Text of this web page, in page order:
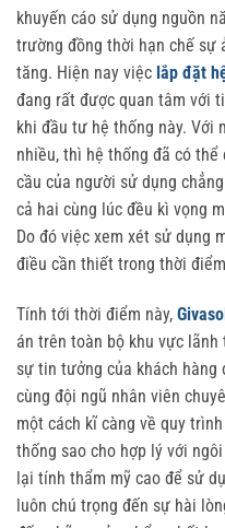
khuyến cáo sử dụng nguồn
trường đồng thời hạn chế sự
tăng. Hiện nay việc lắp đặt
đang rất được quan tâm với
khi đầu tư hệ thống này. Với
nhiều, thì hệ thống đã có
cầu của người sử dụng
cả hai cùng lúc đều kì vọng
Do đó việc xem xét sử dụng
điều cần thiết trong thời
Tính tới thời điểm này,
án trên toàn bộ khu vực
sự tin tưởng của khách
cùng đội ngũ nhân viên
một cách kĩ càng về quy
thống sao cho hợp lý với
lại tính thẩm mỹ cao để sử
luôn chú trọng đến sự hài